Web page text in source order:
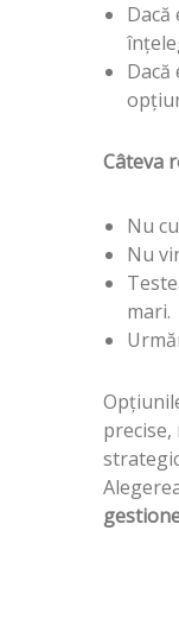
Dacă
Dacă
Câteva
Nu
Nu
mari.